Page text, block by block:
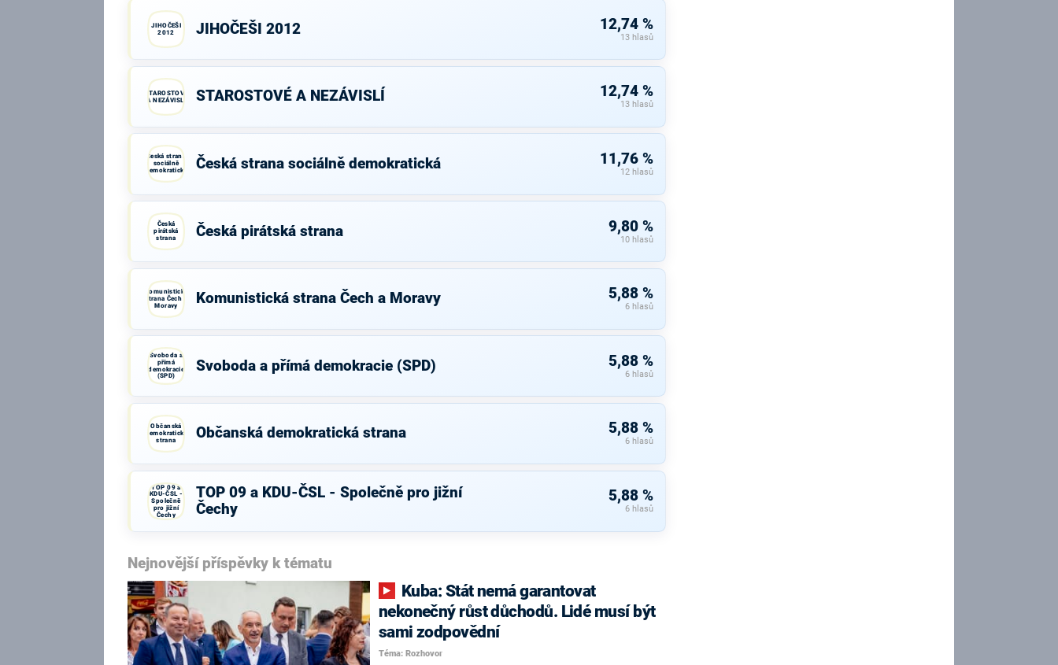
JIHOČEŠI
2012
JIHOČEŠI 2012 12,74 %
13 hlasů
STAROSTOVÉ
A NEZÁVISLÍ
STAROSTOVÉ A NEZÁVISLÍ 12,74 %
13 hlasů
Česká strana
sociálně
demokratická
Česká strana sociálně demokratická 11,76 %
12 hlasů
Česká
pirátská
strana
Česká pirátská strana 9,80 %
10 hlasů
Komunistická
strana Čech a
Moravy
Komunistická strana Čech a Moravy 5,88 %
6 hlasů
Svoboda a
přímá
demokracie
(SPD)
Svoboda a přímá demokracie (SPD) 5,88 %
6 hlasů
Občanská
demokratická
strana
Občanská demokratická strana 5,88 %
6 hlasů
TOP 09 a
KDU-ČSL -
Společně
pro jižní
Čechy
TOP 09 a KDU-ČSL - Společně pro jižní
Čechy
5,88 %
6 hlasů
Nejnovější příspěvky k tématu
nekonečný růst důchodů. Lidé musí být
sami zodpovědní
Téma: Rozhovor